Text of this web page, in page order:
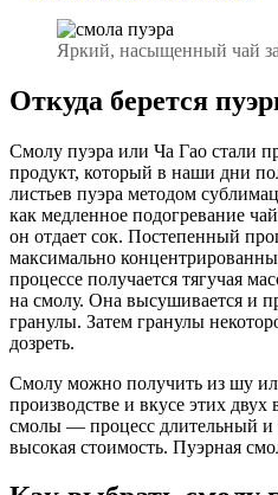
Яркий, насыщенный чай
Откуда берется
Смолу пуэра или Ча Гао стали
продукт, который в наши дни
листьев пуэра методом
как медленное подогревание
он отдает сок. Постепенный
максимально
процессе получается тягучая
на смолу. Она высушивается и
гранулы. Затем гранулы
дозреть.
Смолу можно получить из шу
производстве и вкусе этих
смолы — процесс длительный и
высокая стоимость. Пуэрная